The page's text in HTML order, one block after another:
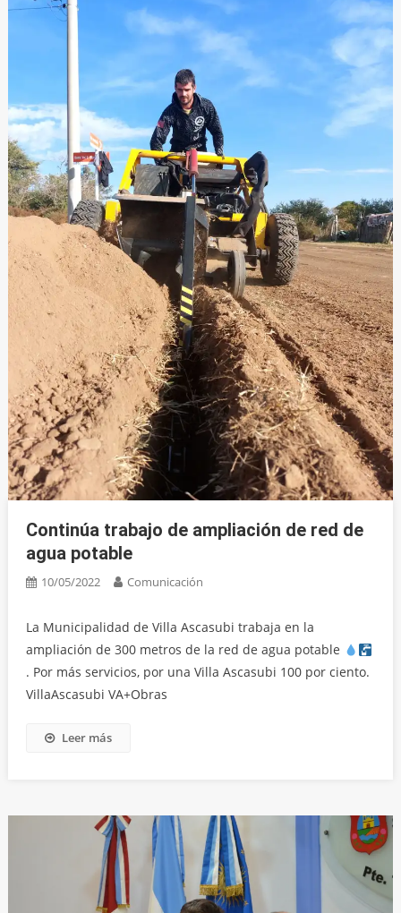
Continúa trabajo de ampliación de red de
agua potable
10/05/2022 Comunicación
La Municipalidad de Villa Ascasubi trabaja en la
ampliación de 300 metros de la red de agua potable
. Por más servicios, por una Villa Ascasubi 100 por ciento.
VillaAscasubi VA+Obras
Leer más